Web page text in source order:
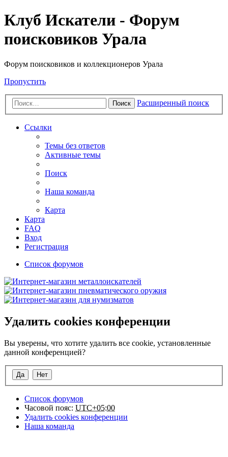
Клуб Искатели - Форум
поисковиков Урала
Форум поисковиков и коллекционеров Урала
Пропустить
Поиск Расширенный поиск
Ссылки
Темы без ответов
Активные темы
Поиск
Наша команда
Карта
Карта
FAQ
Вход
Регистрация
Список форумов
Удалить cookies конференции
Вы уверены, что хотите удалить все cookie, установленные
данной конференцией?
Список форумов
Часовой пояс: UTC+05:00
Удалить cookies конференции
Наша команда